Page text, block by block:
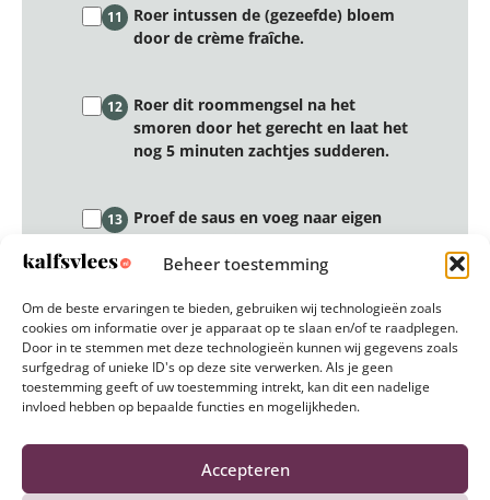
Beheer toestemming
Om de beste ervaringen te bieden, gebruiken wij technologieën zoals
cookies om informatie over je apparaat op te slaan en/of te raadplegen.
Door in te stemmen met deze technologieën kunnen wij gegevens zoals
surfgedrag of unieke ID's op deze site verwerken. Als je geen
toestemming geeft of uw toestemming intrekt, kan dit een nadelige
invloed hebben op bepaalde functies en mogelijkheden.
Accepteren
11
Roer intussen de (gezeefde) bloem
door de crème fraîche.
12
Roer dit roommengsel na het
smoren door het gerecht en laat het
nog 5 minuten zachtjes sudderen.
13
Proef de saus en voeg naar eigen
smaak en inzicht eventueel nog wat
zout en/of peper toe.
14 Tips:* in plaats van broccoli kunt u
ook bleekselderij nemen.
* het gerecht leent zich ervoor om
vlak voor het opdienen 200 tot 250
gram gekookte tagliatelle er
doorheen te scheppen.